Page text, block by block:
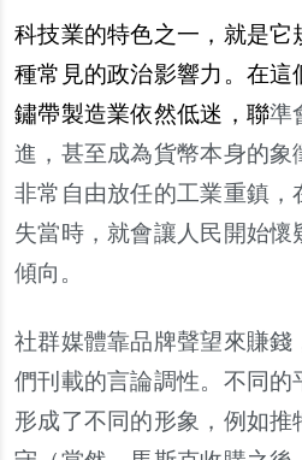
科技業的特色之一，就是它
種常見的政治影響力。在
鏽帶製造業依然低迷，聯準
進，甚至成為貨幣本身的
非常自由放任的工業重鎮，
失當時，就會讓人民開始
傾向。
社群媒體靠品牌聲望來賺錢
們刊載的言論調性。不同
形成了不同的形象，例如